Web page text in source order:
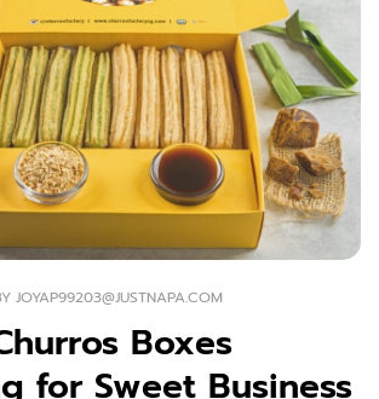
JOYAP99203@JUSTNAPA.COM
Boxes
for Sweet Business